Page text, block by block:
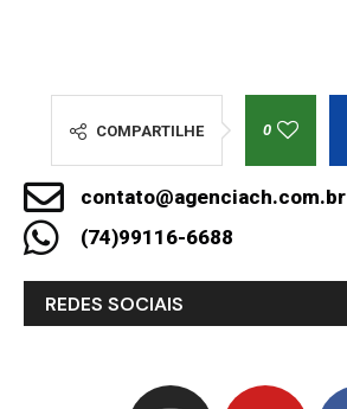
COMPARTILHE 0
contato@agenciach.com.br
(74)99116-6688
REDES SOCIAIS